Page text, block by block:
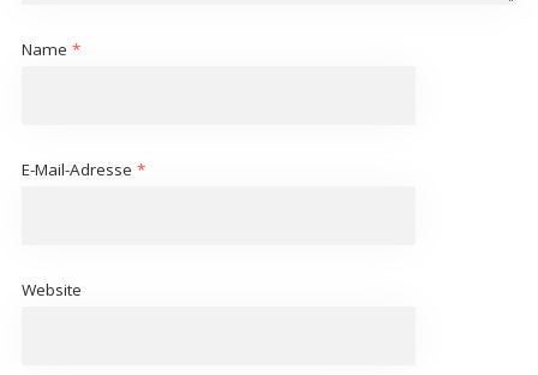
Name *
E-Mail-Adresse *
Website